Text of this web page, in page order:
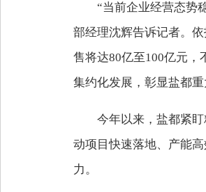
“当前企业经营态势
部经理沈辉告诉记者。
售将达80亿至100亿元
集约化发展，彰显盐都
今年以来，盐都紧
动项目快速落地、产能
力。